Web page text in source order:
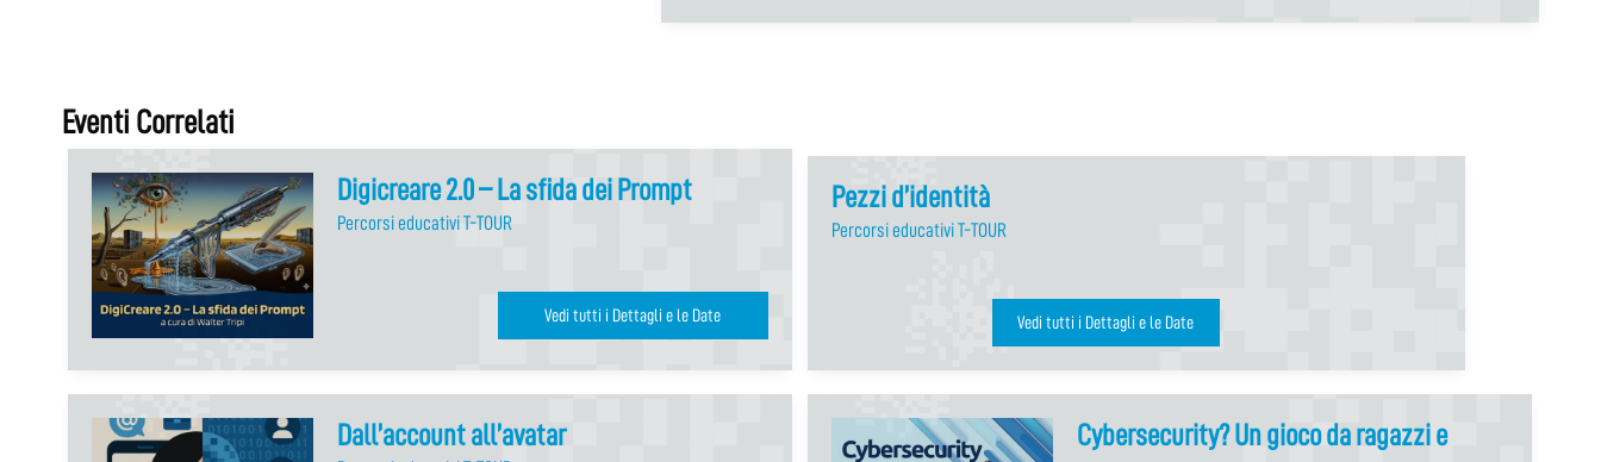
Eventi Correlati
Digicreare 2.0 – La sfida dei Prompt
Percorsi educativi T-TOUR
Vedi tutti i Dettagli e le Date
Pezzi d’identità
Percorsi educativi T-TOUR
Vedi tutti i Dettagli e le Date
Dall’account all’avatar
Cybersecurity? Un gioco da ragazzi e